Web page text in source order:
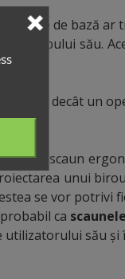
de bază ar
trupului său.
diferit decât un
unui scaun
unui
se vor potrivi
ca scaunele
utilizatorului său